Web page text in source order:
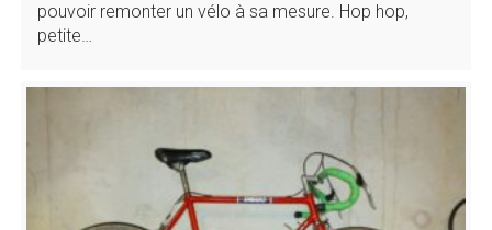
pouvoir remonter un vélo à sa mesure. Hop hop,
petite…